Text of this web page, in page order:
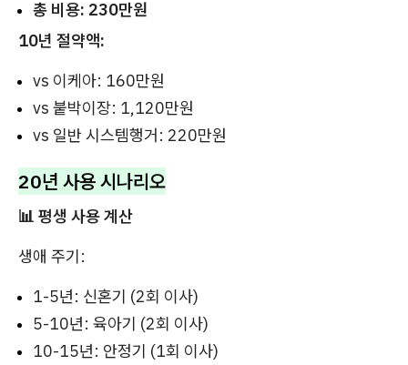
총 비용: 230만원
10년 절약액:
vs 이케아: 160만원
vs 붙박이장: 1,120만원
vs 일반 시스템행거: 220만원
20년 사용 시나리오
📊 평생 사용 계산
생애 주기:
1-5년: 신혼기 (2회 이사)
5-10년: 육아기 (2회 이사)
10-15년: 안정기 (1회 이사)